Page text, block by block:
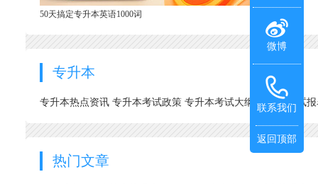
50天搞定专升本英语1000词
专升本
专升本热点资讯 专升本考试政策 专升本考试大纲 专升本考试
热门文章
微博
联系我们
返回顶部